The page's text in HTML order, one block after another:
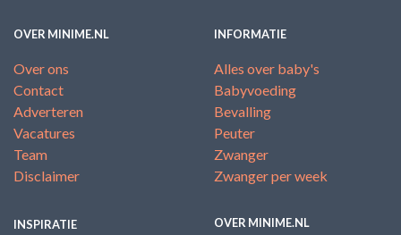
OVER MINIME.NL
Over ons
Contact
Adverteren
Vacatures
Team
Disclaimer
INFORMATIE
Alles over baby's
Babyvoeding
Bevalling
Peuter
Zwanger
Zwanger per week
INSPIRATIE OVER MINIME.NL